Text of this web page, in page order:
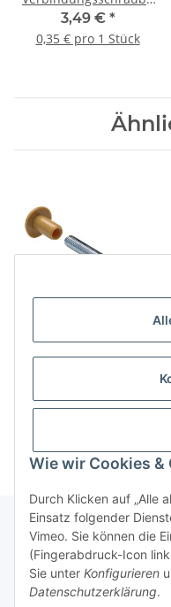
Wie wir Cookies &
Durch Klicken auf „Alle
Einsatz folgender
Vimeo. Sie können die
(Fingerabdruck-Icon
Sie unter Konfigurieren
Datenschutzerklärung.
M6 29-40 mm, Buche, 10
Stück
3,49 € *
0,35 € pro 1 Stück
Verbindungsschraube
Über uns